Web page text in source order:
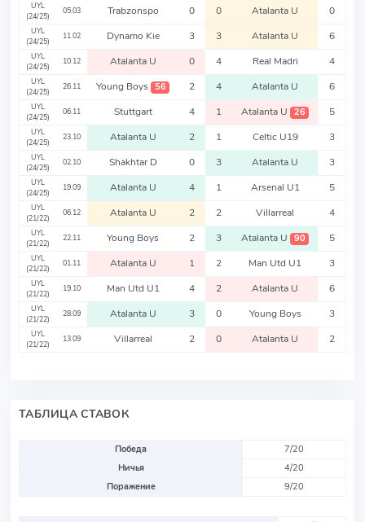
UYL
(24/25)
05.03 Trabzonspo 0 0 Atalanta U 0
UYL
(24/25)
11.02 Dynamo Kie 3 3 Atalanta U 6
UYL
(24/25)
10.12 Atalanta U 0 4 Real Madri 4
UYL
(24/25)
26.11 Young Boys 56 2 4 Atalanta U 6
UYL
(24/25)
06.11 Stuttgart 4 1 Atalanta U 26 5
UYL
(24/25)
23.10 Atalanta U 2 1 Celtic U19 3
UYL
(24/25)
02.10 Shakhtar D 0 3 Atalanta U 3
UYL
(24/25)
19.09 Atalanta U 4 1 Arsenal U1 5
UYL
(21/22)
06.12 Atalanta U 2 2 Villarreal 4
UYL
(21/22)
22.11 Young Boys 2 3 Atalanta U 90 5
UYL
(21/22)
01.11 Atalanta U 1 2 Man Utd U1 3
UYL
(21/22)
19.10 Man Utd U1 4 2 Atalanta U 6
UYL
(21/22)
28.09 Atalanta U 3 0 Young Boys 3
UYL
(21/22)
13.09 Villarreal 2 0 Atalanta U 2
ТАБЛИЦА СТАВОК
Победа
7/20
Ничья
4/20
Поражение
9/20